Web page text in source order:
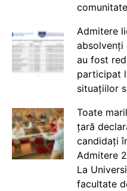
Admitere
absolvenți
au fost
participat
situațiilor
Toate
țară
candidați
Admitere
La
facultate